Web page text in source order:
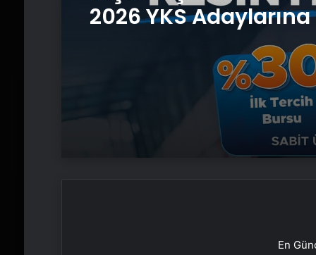
2026 YKS
Güvence: Sabit
Kesintisiz Burs
En